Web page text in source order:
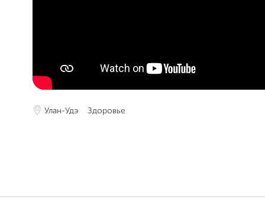
Улан-Удэ Здоровье